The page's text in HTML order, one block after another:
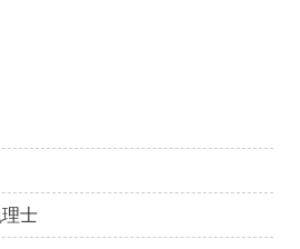
士